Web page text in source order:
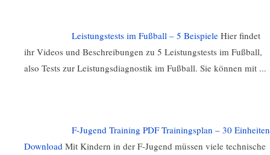
Leistungstests im Fußball – 5 Beispiele Hier findet
ihr Videos und Beschreibungen zu 5 Leistungstests im Fußball,
also Tests zur Leistungsdiagnostik im Fußball. Sie können mit ...
F-Jugend Training PDF Trainingsplan – 30 Einheiten
Download Mit Kindern in der F-Jugend müssen viele technische